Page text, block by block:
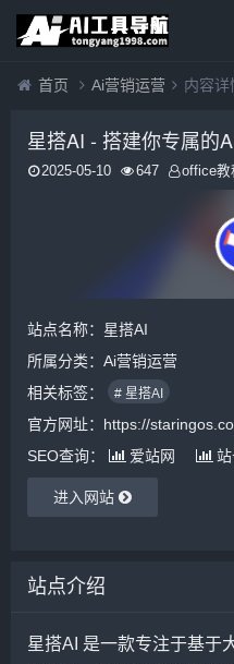
首页 Ai营销运营 内容详
2025-05-10 647 office教
站点名称：星搭AI
所属分类： Ai营销运营
相关标签：
# 星搭AI
官方网址：https://
SEO查询：
爱站网
进入网站
站点介绍
星搭AI 是一款专注于基于